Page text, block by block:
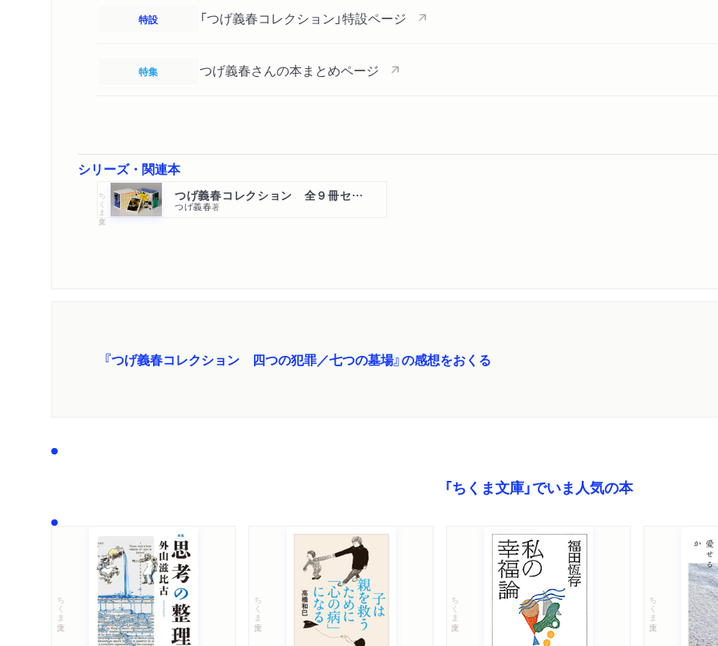
特設 「つげ義春コレクション」特設ページ
特集 つげ義春さんの本まとめページ
シリーズ・関連本
ちくま文庫 つげ義春コレクション 全９冊セット
つげ義春著
『つげ義春コレクション 四つの犯罪／七つの墓場』の感想をおくる
「ちくま文庫」でいま人気の本
ちくま文庫 ちくま文庫 ちくま文庫 ちくま文庫